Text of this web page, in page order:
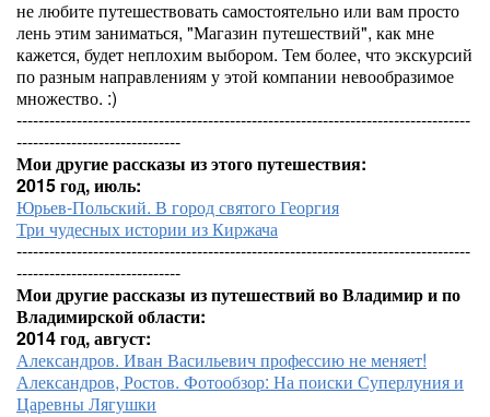
не любите путешествовать самостоятельно или вам просто
лень этим заниматься, "Магазин путешествий", как мне
кажется, будет неплохим выбором. Тем более, что экскурсий
по разным направлениям у этой компании невообразимое
множество. :)
-----------------------------------------------------------------------------------
------------------------------
Мои другие рассказы из этого путешествия:
2015 год, июль:
Юрьев-Польский. В город святого Георгия
Три чудесных истории из Киржача
-----------------------------------------------------------------------------------
------------------------------
Мои другие рассказы из путешествий во Владимир и по
Владимирской области:
2014 год, август:
Александров. Иван Васильевич профессию не меняет!
Александров, Ростов. Фотообзор: На поиски Суперлуния и
Царевны Лягушки